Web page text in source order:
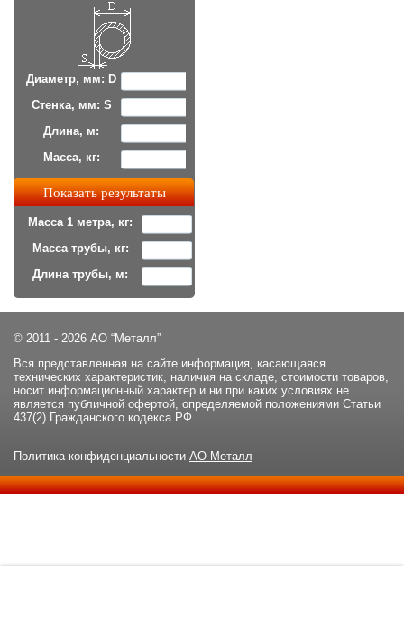
Диаметр, мм: D
Стенка, мм: S
Длина, м:
Масса, кг:
Масса 1 метра, кг:
Масса трубы, кг:
Длина трубы, м:
© 2011 - 2026 АО “Металл”
Вся представленная на сайте информация, касающаяся
технических характеристик, наличия на складе, стоимости товаров,
носит информационный характер и ни при каких условиях не
является публичной офертой, определяемой положениями Статьи
437(2) Гражданского кодекса РФ.
Политика конфиденциальности АО Металл